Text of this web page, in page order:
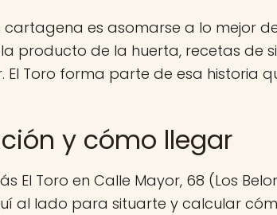
cartagena es asomarse a lo mejor
producto de la huerta, recetas de
El Toro forma parte de esa historia
y cómo llegar
El Toro en Calle Mayor, 68 (Los
al lado para situarte y calcular